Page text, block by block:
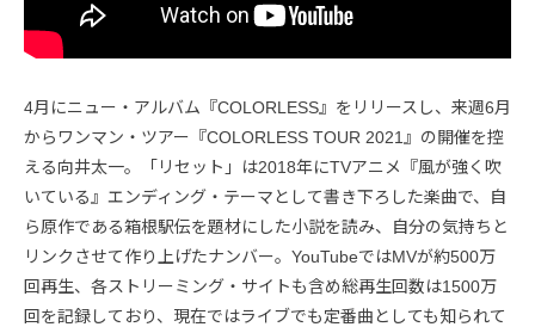
4月にニュー・アルバム『COLORLESS』をリリースし、来週6月
からワンマン・ツアー『COLORLESS TOUR 2021』の開催を控
える向井太一。「リセット」は2018年にTVアニメ『風が強く吹
いている』エンディング・テーマとして書き下ろした楽曲で、自
ら原作である箱根駅伝を題材にした小説を読み、自分の気持ちと
リンクさせて作り上げたナンバー。YouTubeではMVが約500万
回再生、各ストリーミング・サイトも含め総再生回数は1500万
回を記録しており、現在ではライブでも定番曲としても知られて